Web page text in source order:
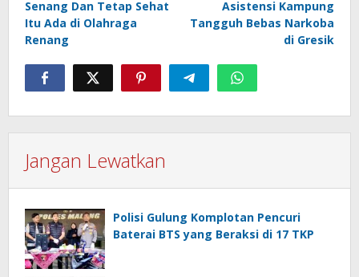
Senang Dan Tetap Sehat
Itu Ada di Olahraga
Renang
Asistensi Kampung
Tangguh Bebas Narkoba
di Gresik
Jangan Lewatkan
Polisi Gulung Komplotan Pencuri
Baterai BTS yang Beraksi di 17 TKP